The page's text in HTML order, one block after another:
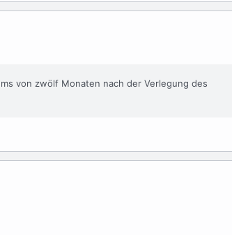
von zwölf Monaten nach der Verlegung des